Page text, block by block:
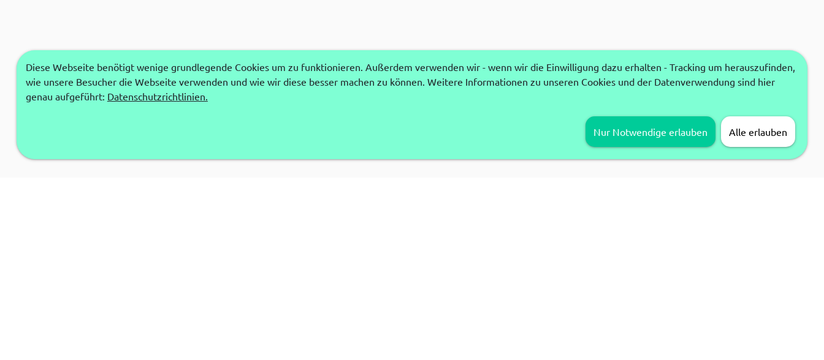
Diese Webseite benötigt wenige grundlegende Cookies um zu funktionieren. Außerdem verwenden wir - wenn wir die Einwilligung dazu erhalten - Tracking um herauszufinden,
wie unsere Besucher die Webseite verwenden und wie wir diese besser machen zu können. Weitere Informationen zu unseren Cookies und der Datenverwendung sind hier
genau aufgeführt: Datenschutzrichtlinien.
Nur Notwendige erlauben Alle erlauben